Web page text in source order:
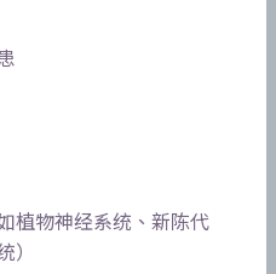
植物神经系统、新陈代